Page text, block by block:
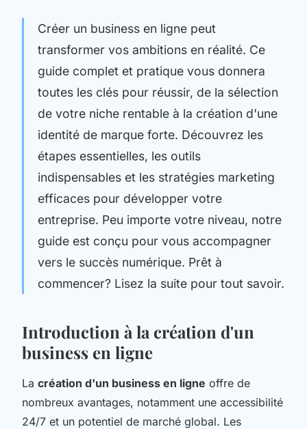
Créer un business en ligne peut
transformer vos ambitions en réalité. Ce
guide complet et pratique vous donnera
toutes les clés pour réussir, de la sélection
de votre niche rentable à la création d'une
identité de marque forte. Découvrez les
étapes essentielles, les outils
indispensables et les stratégies marketing
efficaces pour développer votre
entreprise. Peu importe votre niveau, notre
guide est conçu pour vous accompagner
vers le succès numérique. Prêt à
commencer? Lisez la suite pour tout savoir.
Introduction à la création d'un
business en ligne
La création d'un business en ligne offre de
nombreux avantages, notamment une accessibilité
24/7 et un potentiel de marché global. Les